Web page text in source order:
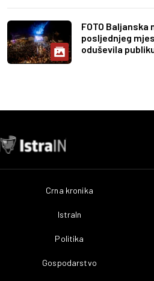
FOTO Baljanska
posljednjeg
oduševila
Crna kronika
IstraIn
Politika
Gospodarstvo